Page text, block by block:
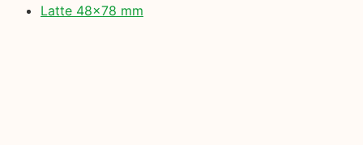
Latte 48×78 mm